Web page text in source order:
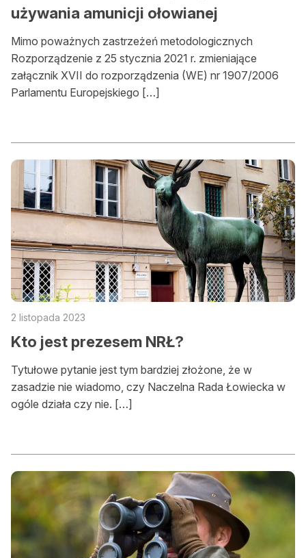
używania amunicji ołowianej
Mimo poważnych zastrzeżeń metodologicznych
Rozporządzenie z 25 stycznia 2021 r. zmieniające
załącznik XVII do rozporządzenia (WE) nr 1907/2006
Parlamentu Europejskiego […]
2 listopada 2023
Kto jest prezesem NRŁ?
Tytułowe pytanie jest tym bardziej złożone, że w
zasadzie nie wiadomo, czy Naczelna Rada Łowiecka w
ogóle działa czy nie. […]